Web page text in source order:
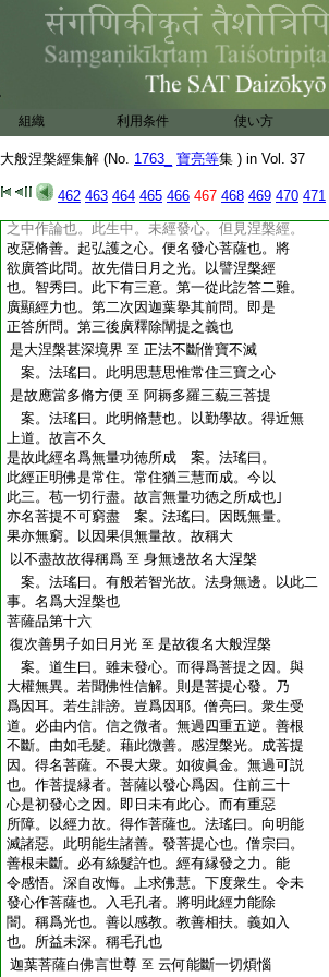
組織 利用条件 使い方
大般涅槃經集解 (No. 1763_ 寶亮等集 ) in Vol. 37
462 463 464 465 466 467 468 469 470 471
徳。及聞經之益。勸人受持。通答二問。云何未
發心。而名爲菩薩。至猶如閻浮金。無能説其
過也。法瑤曰。前日月太白＊慧星等譬。廣上
長壽金剛品也。今次廣上名字功徳品也。一
經耳者。起一聞之功。終藉此慧。衆惡消除。不
言一經歴耳。煩惱便盡也。正顯此經功能。滅
惡生善。齊法身也。竟良醫譬。皆明經力也。僧
耳。謂菩薩品名應在此初。相承。仍舊 9
輒改
爲難。付之來哲也。寶亮曰。若經生歴死。發心
之中作論也。此生中。未經發心。但見涅槃經。
改惡脩善。起弘護之心。便名發心菩薩也。將
欲廣答此問。故先借日月之光。以譬涅槃經
也。智秀曰。此下有三意。第一從此訖答二難。
廣顯經力也。第二次因迦葉擧其前問。即是
正答所問。第三後廣釋除闡提之義也
是大涅槃甚深境界 至 正法不斷僧寶不滅
案。法瑤曰。此明思慧思惟常住三寶之心
是故應當多脩方便 至 阿耨多羅三藐三菩提
案。法瑤曰。此明脩慧也。以勤學故。得近無
上道。故言不久
是故此經名爲無量功徳所成 案。法瑤曰。
此經正明佛是常住。常住猶三慧而成。今以
此三。苞一切行盡。故言無量功徳之所成也｣
亦名菩提不可窮盡 案。法瑤曰。因既無量。
果亦無窮。以因果倶無量故。故稱大
以不盡故故得稱爲 至 身無邊故名大涅槃
案。法瑤曰。有般若智光故。法身無邊。以此二
事。名爲大涅槃也
菩薩品第十六
復次善男子如日月光 至 是故復名大般涅槃
案。道生曰。雖未發心。而得爲菩提之因。與
大權無異。若聞佛性信解。則是菩提心發。乃
爲因耳。若生誹謗。豈爲因耶。僧亮曰。衆生受
道。必由内信。信之微者。無過四重五逆。善根
不斷。由如毛髮。藉此微善。感涅槃光。成菩提
因。得名菩薩。不畏大衆。如彼眞金。無過可説
也。作菩提縁者。菩薩以發心爲因。住前三十
心是初發心之因。即日未有此心。而有重惡
所障。以經力故。得作菩薩也。法瑤曰。向明能
滅諸惡。此明能生諸善。發菩提心也。僧宗曰。
善根未斷。必有絲髮許也。經有縁發之力。能
令感悟。深自改悔。上求佛慧。下度衆生。令未
發心作菩薩也。入毛孔者。將明此經力能除
闇。稱爲光也。善以感教。教善相扶。義如入
也。所益未深。稱毛孔也
迦葉菩薩白佛言世尊 至 云何能斷一切煩惱